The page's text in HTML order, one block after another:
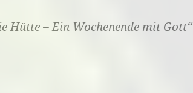
Hütte – Ein Wochenende mit Gott“